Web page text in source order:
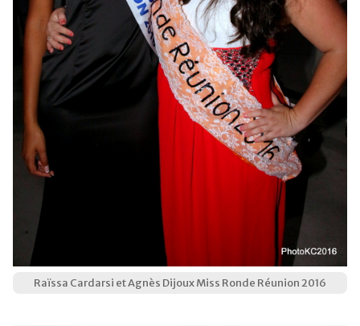
Raïssa Cardarsi et Agnès Dijoux Miss Ronde Réunion 2016